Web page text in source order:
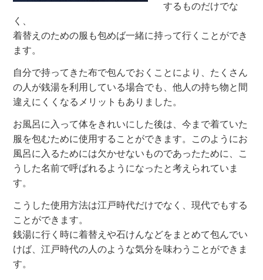
するものだけでな
く、
着替えのための服も包めば一緒に持って行くことができ
ます。
自分で持ってきた布で包んでおくことにより、たくさん
の人が銭湯を利用している場合でも、他人の持ち物と間
違えにくくなるメリットもありました。
お風呂に入って体をきれいにした後は、今まで着ていた
服を包むために使用することができます。このようにお
風呂に入るためには欠かせないものであったために、こ
うした名前で呼ばれるようになったと考えられていま
す。
こうした使用方法は江戸時代だけでなく、現代でもする
ことができます。
銭湯に行く時に着替えや石けんなどをまとめて包んでい
けば、江戸時代の人のような気分を味わうことができま
す。